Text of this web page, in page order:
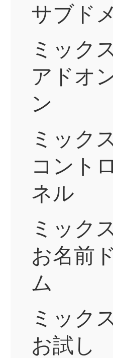
サブド
ミック
アドオ
ン
ミック
コント
ネル
ミック
お名前
ム
ミック
お試し